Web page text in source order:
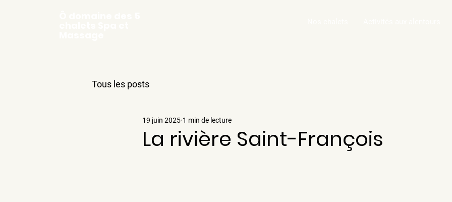
Tous les posts
La rivière Saint-François
19 juin 2025 1 min de lecture